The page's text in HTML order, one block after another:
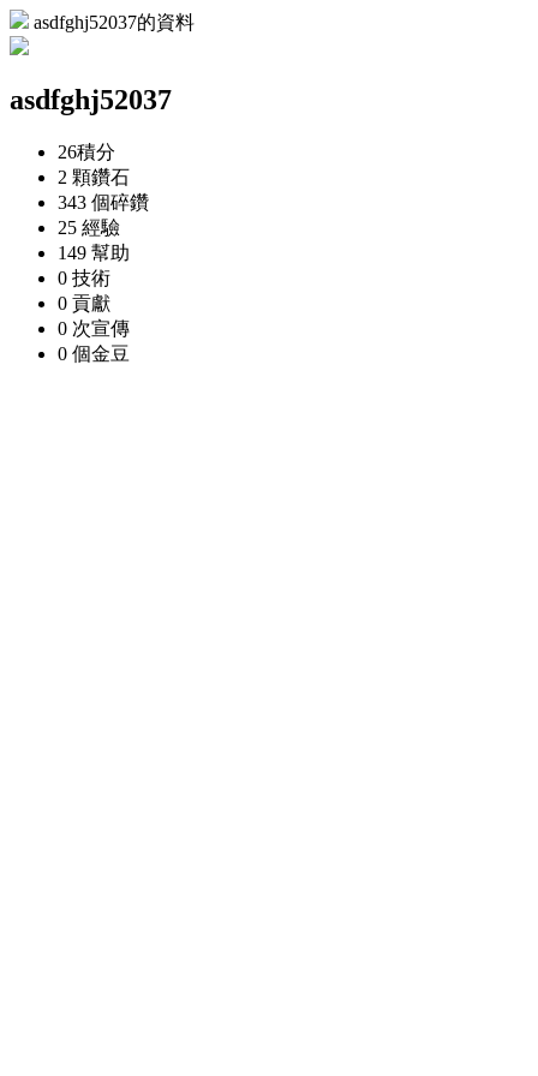
asdfghj52037的資料
asdfghj52037
26積分
2 顆鑽石
343 個碎鑽
25 經驗
149 幫助
0 技術
0 貢獻
0 次宣傳
0 個金豆